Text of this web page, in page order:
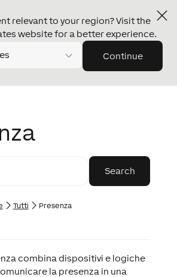
relevant to your region? Visit the
website for a better experience.
Continue
Tutti Presenza
combina dispositivi e logiche
la presenza in una